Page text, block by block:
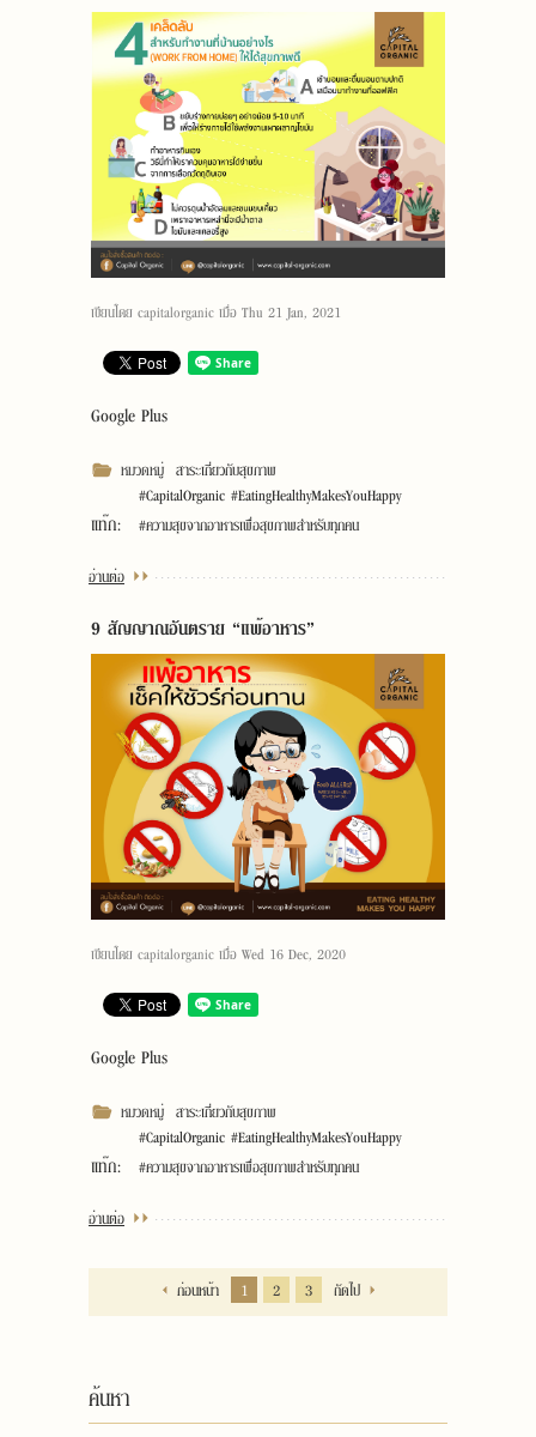
เขียนโดย capitalorganic เมื่อ Thu 21 Jan, 2021
Google Plus
หมวดหมู่ สาระเกี่ยวกับสุขภาพ
แท๊ก:
#CapitalOrganic #EatingHealthyMakesYouHappy
#ความสุขจากอาหารเพื่อสุขภาพสำหรับทุกคน
อ่านต่อ
9 สัญญาณอันตราย “แพ้อาหาร”
เขียนโดย capitalorganic เมื่อ Wed 16 Dec, 2020
Google Plus
หมวดหมู่ สาระเกี่ยวกับสุขภาพ
แท๊ก:
#CapitalOrganic #EatingHealthyMakesYouHappy
#ความสุขจากอาหารเพื่อสุขภาพสำหรับทุกคน
อ่านต่อ
ก่อนหน้า 1 2 3 ถัดไป
ค้นหา